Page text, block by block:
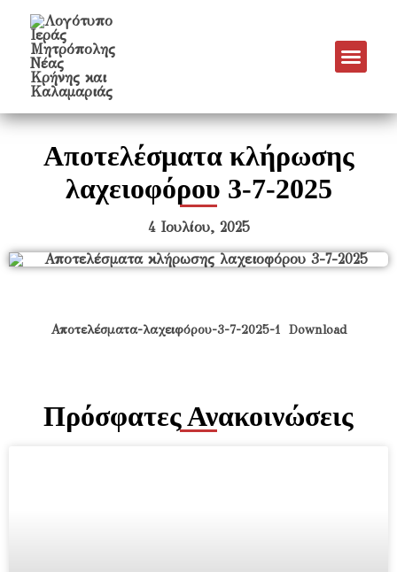
Αποτελέσματα κλήρωσης
λαχειοφόρου 3-7-2025
4 Ιουλίου, 2025
Αποτελέσματα-λαχειφόρου-3-7-2025-1 Download
Πρόσφατες Ανακοινώσεις